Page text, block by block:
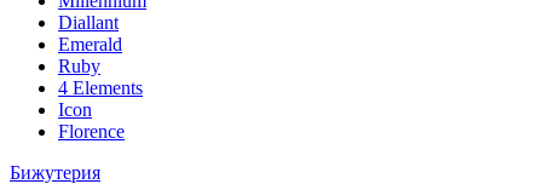
Diallant
Emerald
Ruby
4 Elements
Icon
Florence
Бижутерия